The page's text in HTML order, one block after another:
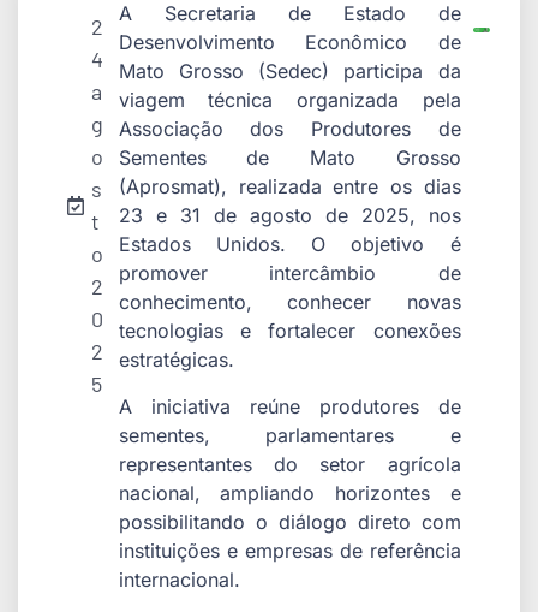
2
4
a
g
o
s
t
o
2
0
2
5
A Secretaria de Estado de
Desenvolvimento Econômico de
Mato Grosso (Sedec) participa da
viagem técnica organizada pela
Associação dos Produtores de
Sementes de Mato Grosso
(Aprosmat), realizada entre os dias
23 e 31 de agosto de 2025, nos
Estados Unidos. O objetivo é
promover intercâmbio de
conhecimento, conhecer novas
tecnologias e fortalecer conexões
estratégicas.
A iniciativa reúne produtores de
sementes, parlamentares e
representantes do setor agrícola
nacional, ampliando horizontes e
possibilitando o diálogo direto com
instituições e empresas de referência
internacional.